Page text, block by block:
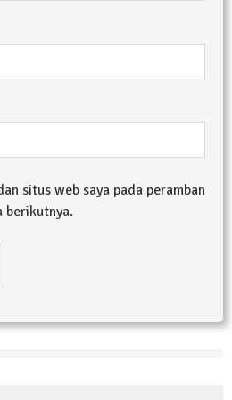
situs web saya pada peramban
berikutnya.